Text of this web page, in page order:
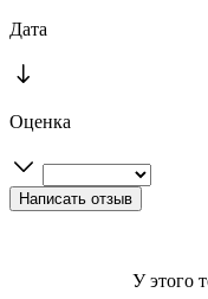
Дата
Оценка
У этого